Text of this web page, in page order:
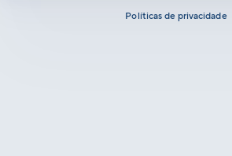
Políticas de privacidade